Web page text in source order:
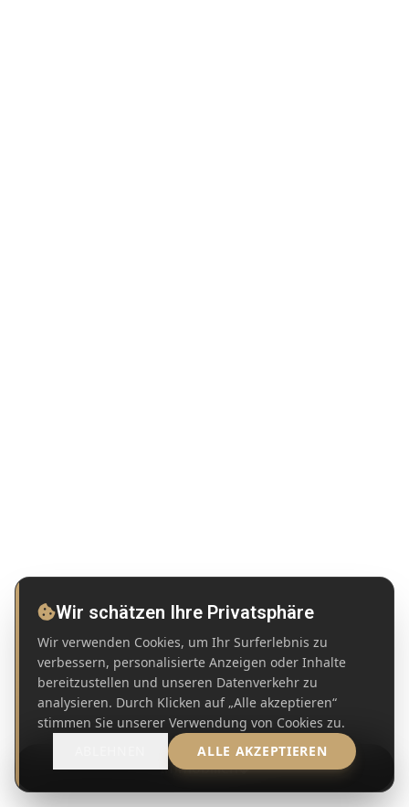
Immobilien
Wir schätzen Ihre Privatsphäre
Wir verwenden Cookies, um Ihr Surferlebnis zu
verbessern, personalisierte Anzeigen oder Inhalte
bereitzustellen und unseren Datenverkehr zu
analysieren. Durch Klicken auf „Alle akzeptieren“
stimmen Sie unserer Verwendung von Cookies zu.
ALLE AKZEPTIEREN